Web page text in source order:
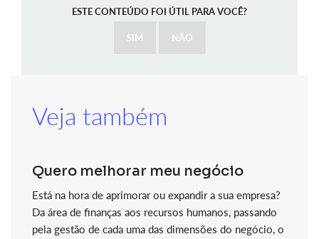
ESTE CONTEÚDO FOI ÚTIL PARA VOCÊ?
SIM NÃO
Veja também
Quero melhorar meu negócio
Está na hora de aprimorar ou expandir a sua empresa?
Da área de finanças aos recursos humanos, passando
pela gestão de cada uma das dimensões do negócio, o